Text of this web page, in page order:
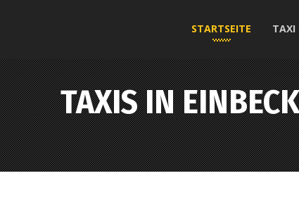
STARTSEITE TAXI
TAXIS IN EINBECK